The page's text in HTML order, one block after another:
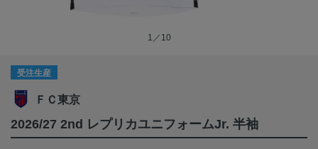
1／10
受注生産
ＦＣ東京
2026/27 2nd レプリカユニフォームJr. 半袖